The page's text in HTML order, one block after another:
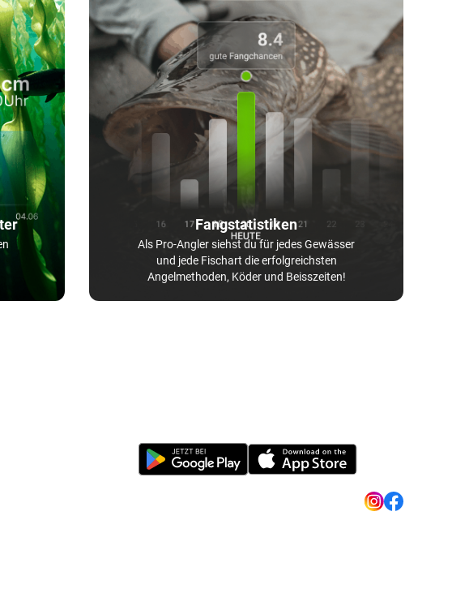
Fangstatistiken
Als Pro-Angler siehst du für jedes Gewässer
und jede Fischart die erfolgreichsten
Angelmethoden, Köder und Beisszeiten!